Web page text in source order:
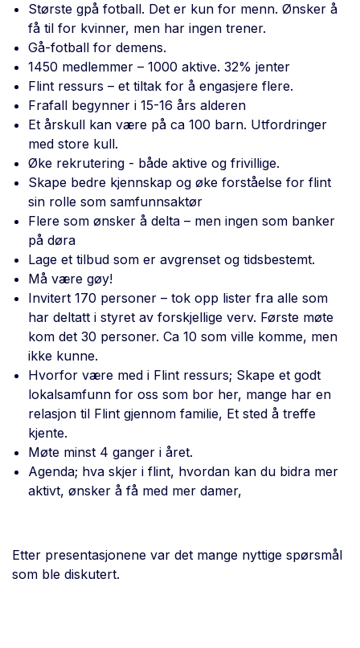
Største gpå fotball. Det er kun for menn. Ønsker å
få til for kvinner, men har ingen trener.
Gå-fotball for demens.
1450 medlemmer – 1000 aktive. 32% jenter
Flint ressurs – et tiltak for å engasjere flere.
Frafall begynner i 15-16 års alderen
Et årskull kan være på ca 100 barn. Utfordringer
med store kull.
Øke rekrutering - både aktive og frivillige.
Skape bedre kjennskap og øke forståelse for flint
sin rolle som samfunnsaktør
Flere som ønsker å delta – men ingen som banker
på døra
Lage et tilbud som er avgrenset og tidsbestemt.
Må være gøy!
Invitert 170 personer – tok opp lister fra alle som
har deltatt i styret av forskjellige verv. Første møte
kom det 30 personer. Ca 10 som ville komme, men
ikke kunne.
Hvorfor være med i Flint ressurs; Skape et godt
lokalsamfunn for oss som bor her, mange har en
relasjon til Flint gjennom familie, Et sted å treffe
kjente.
Møte minst 4 ganger i året.
Agenda; hva skjer i flint, hvordan kan du bidra mer
aktivt, ønsker å få med mer damer,
Etter presentasjonene var det mange nyttige spørsmål
som ble diskutert.